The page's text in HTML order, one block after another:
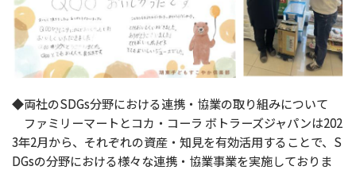
◆両社のSDGs分野における連携・協業の取り組みについて
ファミリーマートとコカ・コーラ ボトラーズジャパンは202
3年2月から、それぞれの資産・知見を有効活用することで、S
DGsの分野における様々な連携・協業事業を実施しておりま